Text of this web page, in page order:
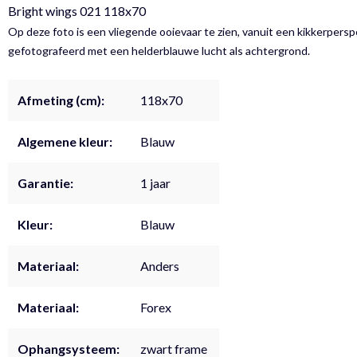
Bright wings 021 118x70
Op deze foto is een vliegende ooievaar te zien, vanuit een
gefotografeerd met een helderblauwe lucht als achtergrond.
Afmeting (cm): 118x70
Algemene kleur: Blauw
Garantie: 1 jaar
Kleur: Blauw
Materiaal: Anders
Materiaal: Forex
Ophangsysteem: zwart frame